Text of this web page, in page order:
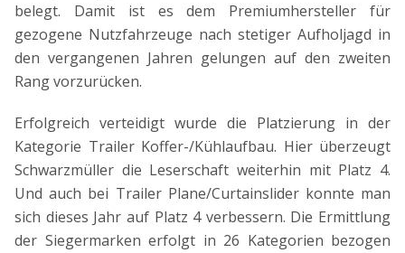
belegt. Damit ist es dem Premiumhersteller für
gezogene Nutzfahrzeuge nach stetiger Aufholjagd in
den vergangenen Jahren gelungen auf den zweiten
Rang vorzurücken.
Erfolgreich verteidigt wurde die Platzierung in der
Kategorie Trailer Koffer-/Kühlaufbau. Hier überzeugt
Schwarzmüller die Leserschaft weiterhin mit Platz 4.
Und auch bei Trailer Plane/Curtainslider konnte man
sich dieses Jahr auf Platz 4 verbessern. Die Ermittlung
der Siegermarken erfolgt in 26 Kategorien bezogen